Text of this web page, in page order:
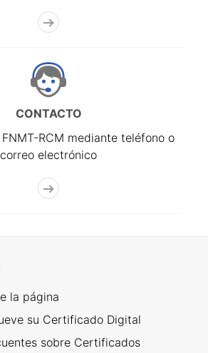
CONTACTO
RCM mediante teléfono o
correo electrónico
la página
su Certificado Digital
sobre Certificados